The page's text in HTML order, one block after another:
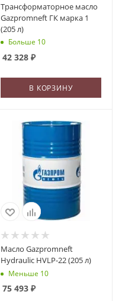
Трансформаторное масло
Gazpromneft ГК марка 1
(205 л)
Больше 10
42 328₽
В КОРЗИНУ
Масло Gazpromneft
Hydraulic HVLP-22 (205 л)
Меньше 10
75 493₽